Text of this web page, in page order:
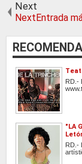
Next
NextEntrada
RD.-
"LA
RD.-